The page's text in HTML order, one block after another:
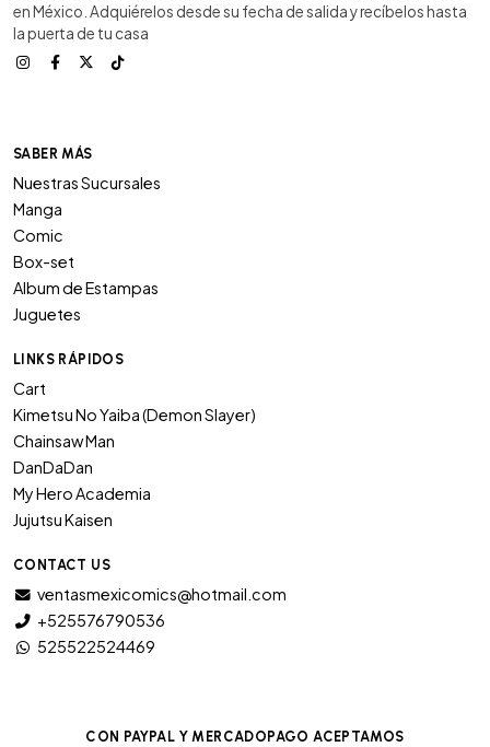
en México. Adquiérelos desde su fecha de salida y recíbelos hasta
la puerta de tu casa
SABER MÁS
Nuestras Sucursales
Manga
Comic
Box-set
Album de Estampas
Juguetes
LINKS RÁPIDOS
Cart
Kimetsu No Yaiba (Demon Slayer)
Chainsaw Man
DanDaDan
My Hero Academia
Jujutsu Kaisen
CONTACT US
ventasmexicomics@hotmail.com
+525576790536
525522524469
CON PAYPAL Y MERCADOPAGO ACEPTAMOS